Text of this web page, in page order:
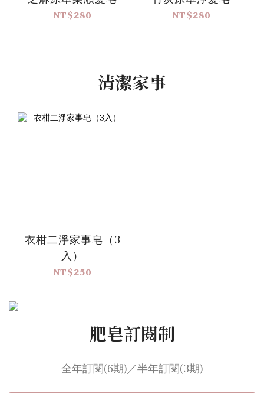
NT$280 NT$280
清潔家事
衣柑二淨家事皂（3
入）
NT$250
肥皂訂閱制
全年訂閱(6期)／半年訂閱(3期)